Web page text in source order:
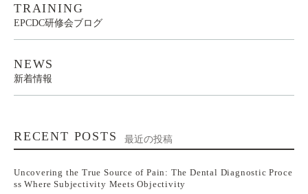
TRAINING
EPCDC研修会ブログ
NEWS
新着情報
RECENT POSTS 最近の投稿
Uncovering the True Source of Pain: The Dental Diagnostic Proce
ss Where Subjectivity Meets Objectivity